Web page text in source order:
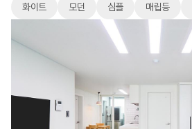
화이트 모던 심플 매립등